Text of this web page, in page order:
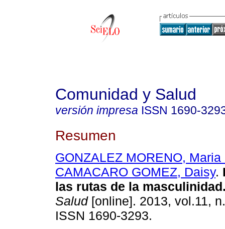
Comunidad y Salud
versión impresa ISSN 1690-
Resumen
GONZALEZ MORENO,
CAMACARO GOMEZ, Daisy.
las rutas de la masculinidad
Salud[online]. 2013, vol.11,
ISSN 1690-3293.